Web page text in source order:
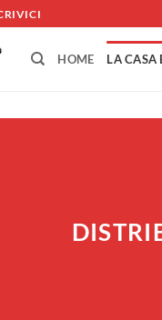
HOME LA CASA